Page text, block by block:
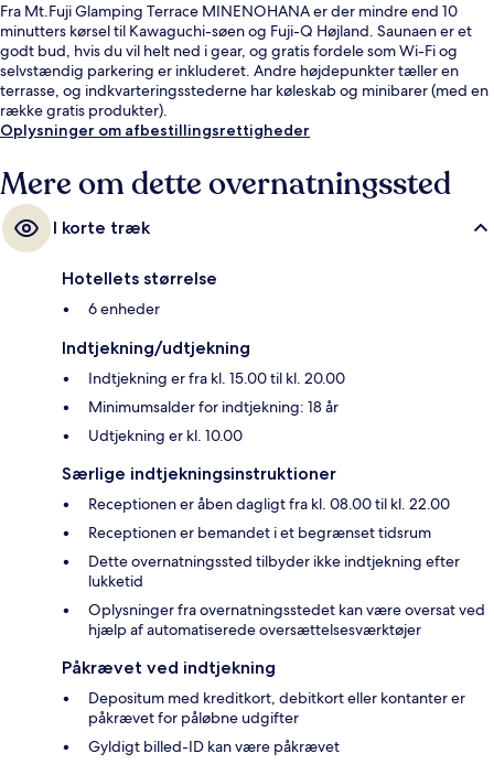
Fra Mt.Fuji Glamping Terrace MINENOHANA er der mindre end 10
minutters kørsel til Kawaguchi-søen og Fuji-Q Højland. Saunaen er et
godt bud, hvis du vil helt ned i gear, og gratis fordele som Wi-Fi og
selvstændig parkering er inkluderet. Andre højdepunkter tæller en
terrasse, og indkvarteringsstederne har køleskab og minibarer (med en
række gratis produkter).
Oplysninger om afbestillingsrettigheder
Mere om dette overnatningssted
I korte træk
Hotellets størrelse
6 enheder
Indtjekning/udtjekning
Indtjekning er fra kl. 15.00 til kl. 20.00
Minimumsalder for indtjekning: 18 år
Udtjekning er kl. 10.00
Særlige indtjekningsinstruktioner
Receptionen er åben dagligt fra kl. 08.00 til kl. 22.00
Receptionen er bemandet i et begrænset tidsrum
Dette overnatningssted tilbyder ikke indtjekning efter
lukketid
Oplysninger fra overnatningsstedet kan være oversat ved
hjælp af automatiserede oversættelsesværktøjer
Påkrævet ved indtjekning
Depositum med kreditkort, debitkort eller kontanter er
påkrævet for påløbne udgifter
Gyldigt billed-ID kan være påkrævet